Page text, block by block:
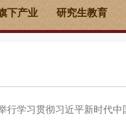
下产业 研究生教育
行学习贯彻习近平新时代